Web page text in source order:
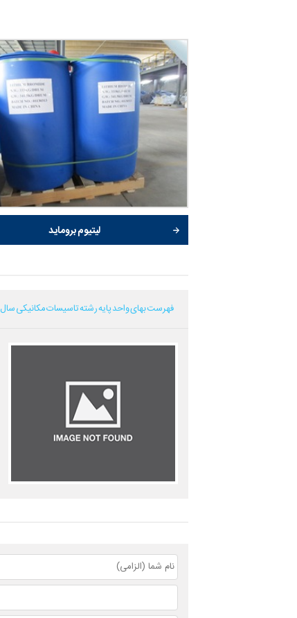
لیتیوم بروماید
فهرست بهای واحد پایه رشته تاسیسات مکانیکی سال 1400...